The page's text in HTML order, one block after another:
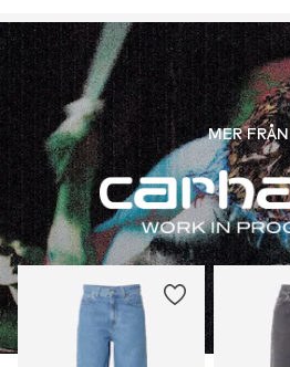
MER FRÅN